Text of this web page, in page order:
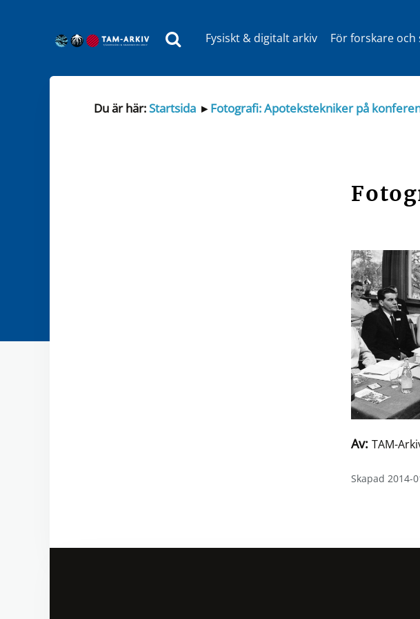
Huvudnavigering
Fysiskt & digitalt arkiv För forskare
Du är här:Startsida ▸Fotografi: Apotekstekniker på
Av:TAM-
Skapad 2014-